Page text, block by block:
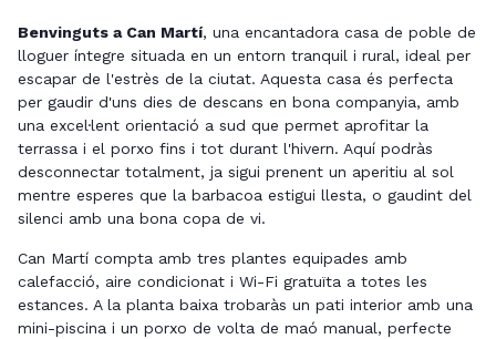
Benvinguts a Can Martí, una encantadora casa de poble de
lloguer íntegre situada en un entorn tranquil i rural, ideal per
escapar de l'estrès de la ciutat. Aquesta casa és perfecta
per gaudir d'uns dies de descans en bona companyia, amb
una excel·lent orientació a sud que permet aprofitar la
terrassa i el porxo fins i tot durant l'hivern. Aquí podràs
desconnectar totalment, ja sigui prenent un aperitiu al sol
mentre esperes que la barbacoa estigui llesta, o gaudint del
silenci amb una bona copa de vi.
Can Martí compta amb tres plantes equipades amb
calefacció, aire condicionat i Wi-Fi gratuïta a totes les
estances. A la planta baixa trobaràs un pati interior amb una
mini-piscina i un porxo de volta de maó manual, perfecte